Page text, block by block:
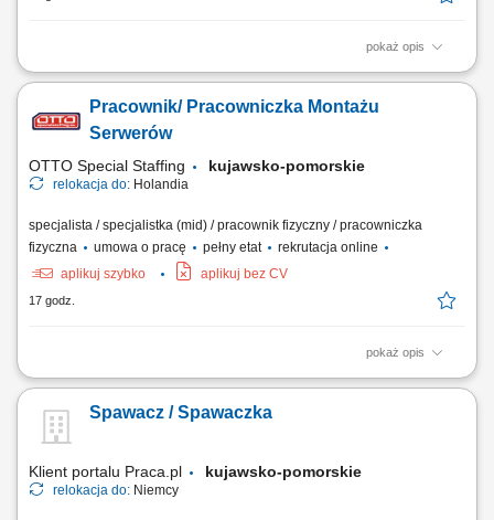
pokaż opis
ZAKRES OBOWIĄZKÓW: Aktywny kontakt telefoniczny z klientami
finansami, w tym szkoleń z zakresu edukacji finansowej; Budowanie
relacji i pozyskiwanie klientów dla naszych kluczowych Partnerów
Pracownik/ Pracowniczka Montażu
Serwerów
OTTO Special Staffing kujawsko-pomorskie
relokacja do: Holandia
specjalista / specjalistka (mid) / pracownik fizyczny / pracowniczka
fizyczna
umowa o pracę pełny etat
rekrutacja online
aplikuj szybko
aplikuj bez CV
17 godz.
pokaż opis
Opis stanowiska: montaż i konfiguracja serwerów zgodnie z
podzespołów komputerowych i przygotowywanie urządzeń do dalszej
dystrybucji, realizacja zadań produkcyjnych zgodnie z harmonogramem
Spawacz / Spawaczka
Klient portalu Praca.pl kujawsko-pomorskie
relokacja do: Niemcy